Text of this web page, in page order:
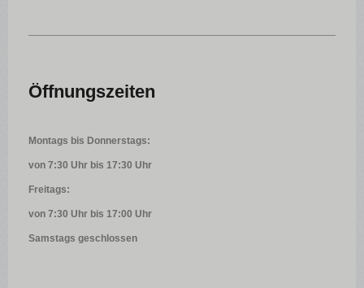
Öffnungszeiten
Montags bis Donnerstags:
von 7:30 Uhr bis 17:30 Uhr
Freitags:
von 7:30 Uhr bis 17:00 Uhr
Samstags geschlossen